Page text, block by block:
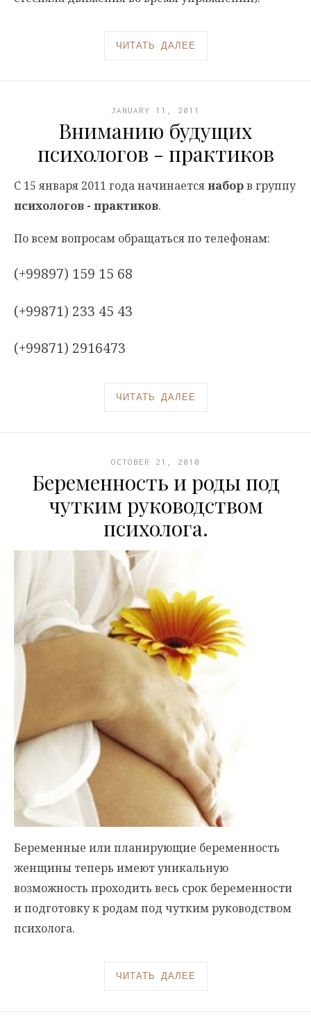
ЧИТАТЬ ДАЛЕЕ
JANUARY 11, 2011
Вниманию будущих
психологов - практиков
С 15 января 2011 года начинаетсянаборв группу
психологов - практиков.
По всем вопросам обращаться по телефонам:
(+99897) 159 15 68
(+99871) 233 45 43
(+99871) 2916473
ЧИТАТЬ ДАЛЕЕ
OCTOBER 21, 2010
Беременность и роды под
чутким руководством
психолога.
Беременные или планирующие беременность
женщины теперь имеют уникальную
возможность проходить весь срок беременности
и подготовку к родам под чутким руководством
психолога.
ЧИТАТЬ ДАЛЕЕ